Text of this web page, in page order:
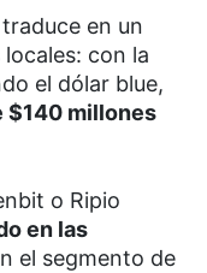
en un
con la
el dólar blue,
$140 millones
o Ripio
en las
el segmento de